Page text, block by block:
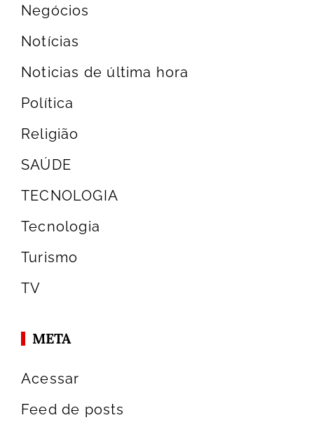
Negócios
Notícias
Noticias de última hora
Política
Religião
SAÚDE
TECNOLOGIA
Tecnologia
Turismo
TV
META
Acessar
Feed de posts